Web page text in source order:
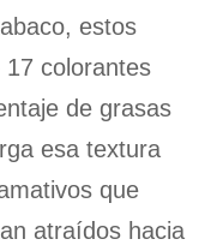
estos
colorantes
de grasas
esa textura
que
atraídos hacia